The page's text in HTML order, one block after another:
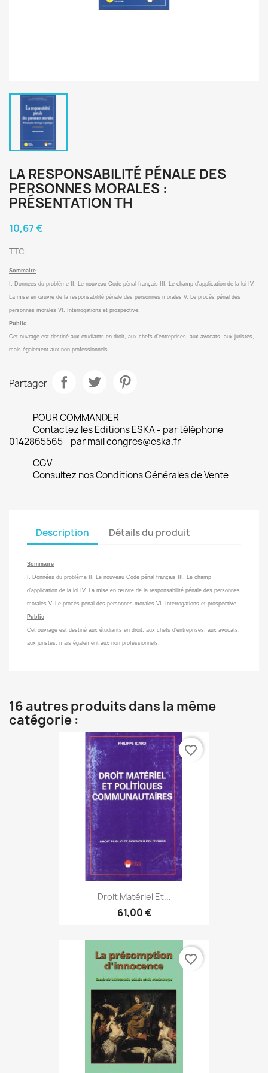
LA RESPONSABILITÉ PÉNALE DES
PERSONNES MORALES :
PRÉSENTATION TH
10,67 €
TTC
Sommaire
I. Données du problème II. Le nouveau Code pénal français III. Le champ d'application de la loi IV.
La mise en œuvre de la responsabilité pénale des personnes morales V. Le procès pénal des
personnes morales VI. Interrogations et prospective.
Public
Cet ouvrage est destiné aux étudiants en droit, aux chefs d'entreprises, aux avocats, aux juristes,
mais également aux non professionnels.
Partager
POUR COMMANDER
Contactez les Editions ESKA - par téléphone
0142865565 - par mail congres@eska.fr
CGV
Consultez nos Conditions Générales de Vente
Description Détails du produit
Sommaire
I. Données du problème II. Le nouveau Code pénal français III. Le champ
d'application de la loi IV. La mise en œuvre de la responsabilité pénale des personnes
morales V. Le procès pénal des personnes morales VI. Interrogations et prospective.
Public
Cet ouvrage est destiné aux étudiants en droit, aux chefs d'entreprises, aux avocats,
aux juristes, mais également aux non professionnels.
16 autres produits dans la même
catégorie :
Droit Matériel Et...
61,00 €
favorite_border
favorite_border